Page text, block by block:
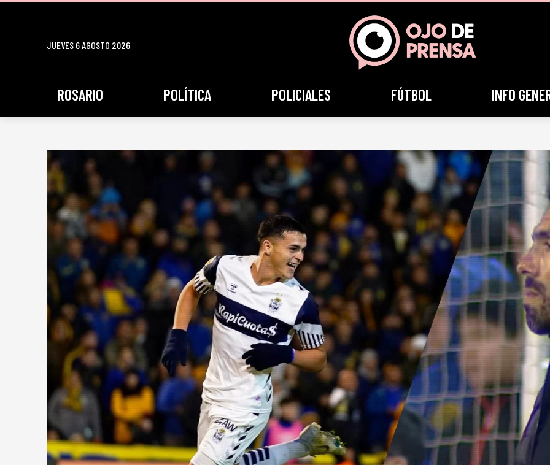
JUEVES 6 AGOSTO 2026
ROSARIO POLÍTICA POLICIALES FÚTBOL INFO